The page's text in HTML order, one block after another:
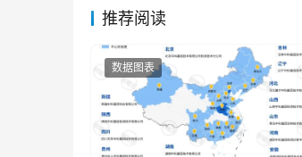
推荐阅读
数据图表